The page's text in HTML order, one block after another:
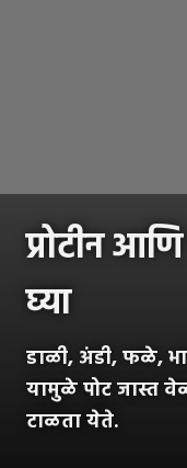
प्रोटीन
घ्या
डाळी, अंडी, फळे,
यामुळे पोट जास्त
टाळता येते.